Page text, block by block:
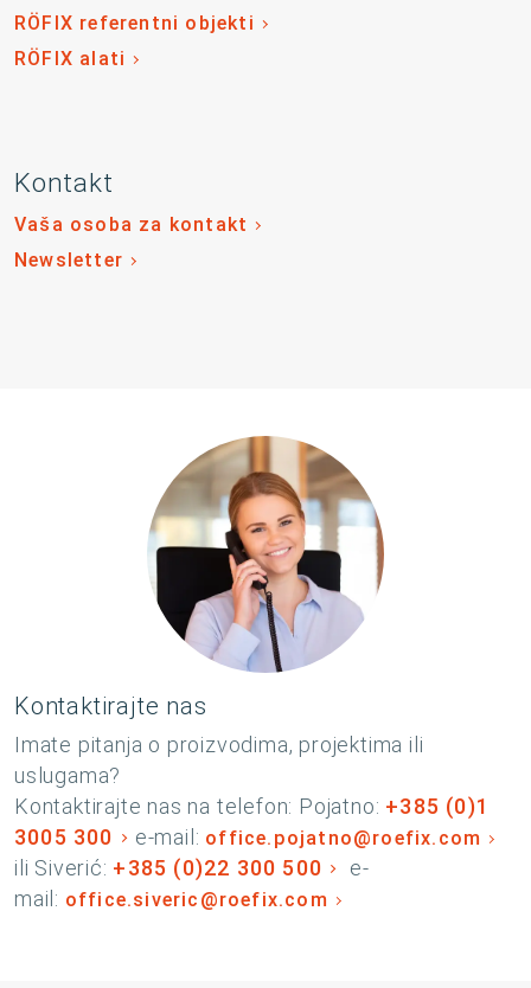
RÖFIX referentni objekti
RÖFIX alati
Kontakt
Vaša osoba za kontakt
Newsletter
Kontaktirajte nas
Imate pitanja o proizvodima, projektima ili
uslugama?
Kontaktirajte nas na telefon: Pojatno: +385 (0)1
3005 300
e-mail: office.pojatno@roefix.com
ili Siverić: +385 (0)22 300 500
e-
mail: office.siveric@roefix.com